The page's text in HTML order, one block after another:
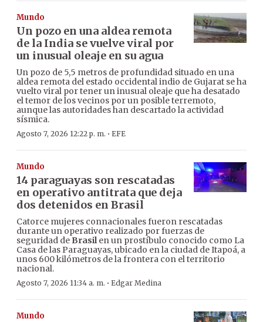
Mundo
Un pozo en una aldea remota
de la India se vuelve viral por
un inusual oleaje en su agua
Un pozo de 5,5 metros de profundidad situado en una
aldea remota del estado occidental indio de Gujarat se ha
vuelto viral por tener un inusual oleaje que ha desatado
el temor de los vecinos por un posible terremoto,
aunque las autoridades han descartado la actividad
sísmica.
Agosto 7, 2026 12:22 p. m. · EFE
Mundo
14 paraguayas son rescatadas
en operativo antitrata que deja
dos detenidos en Brasil
Catorce mujeres connacionales fueron rescatadas
durante un operativo realizado por fuerzas de
seguridad de Brasilen un prostíbulo conocido como La
Casa de las Paraguayas, ubicado en la ciudad de Itapoá, a
unos 600 kilómetros de la frontera con el territorio
nacional.
Agosto 7, 2026 11:34 a. m. · Edgar Medina
Mundo